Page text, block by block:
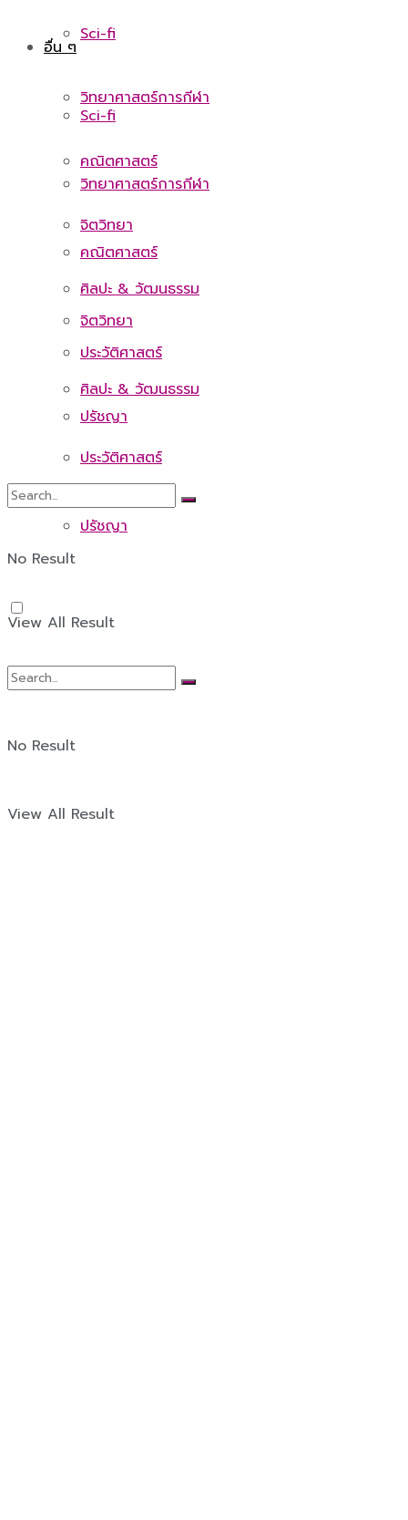
อื่น ๆ
Sci-fi
วิทยาศาสตร์การกีฬา
คณิตศาสตร์
จิตวิทยา
ศิลปะ & วัฒนธรรม
ประวัติศาสตร์
ปรัชญา
No Result
View All Result
Sci-fi
วิทยาศาสตร์การกีฬา
คณิตศาสตร์
จิตวิทยา
ศิลปะ & วัฒนธรรม
ประวัติศาสตร์
ปรัชญา
No Result
View All Result